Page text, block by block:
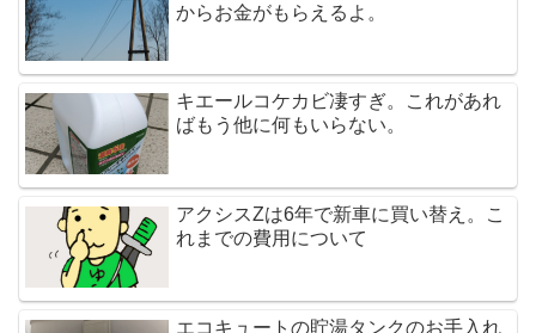
からお金がもらえるよ。
キエールコケカビ凄すぎ。これがあれ
ばもう他に何もいらない。
アクシスZは6年で新車に買い替え。こ
れまでの費用について
エコキュートの貯湯タンクのお手入れ